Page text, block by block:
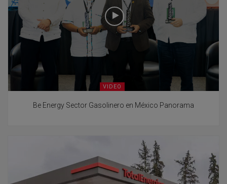
VIDEO
Be Energy Sector Gasolinero en México Panorama